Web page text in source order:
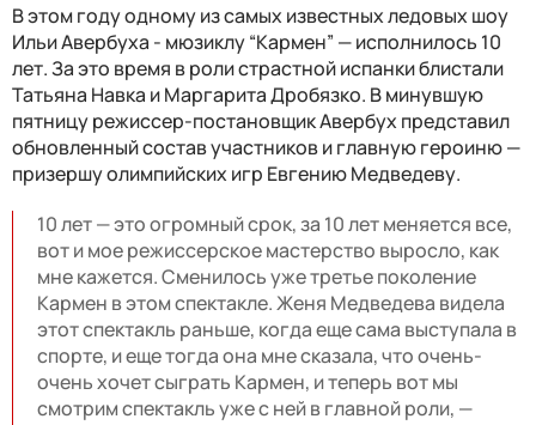
В этом году одному из самых известных ледовых шоу
Ильи Авербуха - мюзиклу “Кармен” — исполнилось 10
лет. За это время в роли страстной испанки блистали
Татьяна Навка и Маргарита Дробязко. В минувшую
пятницу режиссер-постановщик Авербух представил
обновленный состав участников и главную героиню —
призершу олимпийских игр Евгению Медведеву.
10 лет — это огромный срок, за 10 лет меняется все,
вот и мое режиссерское мастерство выросло, как
мне кажется. Сменилось уже третье поколение
Кармен в этом спектакле. Женя Медведева видела
этот спектакль раньше, когда еще сама выступала в
спорте, и еще тогда она мне сказала, что очень-
очень хочет сыграть Кармен, и теперь вот мы
смотрим спектакль уже с ней в главной роли, —